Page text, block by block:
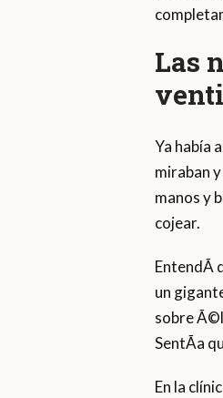
Las
Ya había
miraban
manos y
cojear.
EntendÃ­
un
sobre
SentÃ­a
En la